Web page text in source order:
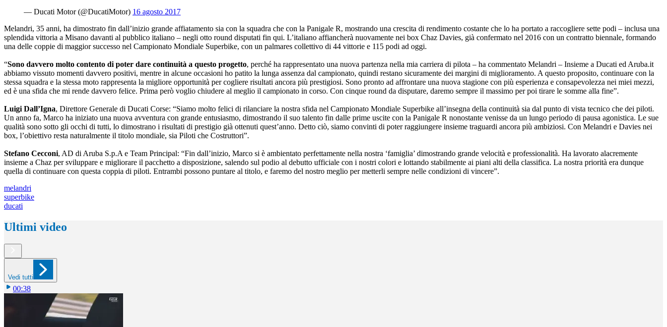
— Ducati Motor (@DucatiMotor) 16 agosto 2017
Melandri, 35 anni, ha dimostrato fin dall’inizio grande affiatamento sia con la squadra che con la Panigale R, mostrando una crescita di rendimento costante che lo ha portato a raccogliere sette podi – inclusa una
splendida vittoria a Misano davanti al pubblico italiano – negli otto round disputati fin qui. L’italiano affiancherà nuovamente nei box Chaz Davies, già confermato nel 2016 con un contratto biennale, formando
una delle coppie di maggior successo nel Campionato Mondiale Superbike, con un palmares collettivo di 44 vittorie e 115 podi ad oggi.
“Sono davvero molto contento di poter dare continuità a questo progetto, perché ha rappresentato una nuova partenza nella mia carriera di pilota – ha commentato Melandri – Insieme a Ducati ed Aruba.it
abbiamo vissuto momenti davvero positivi, mentre in alcune occasioni ho patito la lunga assenza dal campionato, quindi restano sicuramente dei margini di miglioramento. A questo proposito, continuare con la
stessa squadra e la stessa moto rappresenta la migliore opportunità per cogliere risultati ancora più prestigiosi. Sono pronto ad affrontare una nuova stagione con più esperienza e consapevolezza nei miei mezzi,
ed è una sfida che mi rende davvero felice. Prima però voglio chiudere al meglio il campionato in corso. Con cinque round da disputare, daremo sempre il massimo per poi tirare le somme alla fine”.
Luigi Dall’Igna, Direttore Generale di Ducati Corse: “Siamo molto felici di rilanciare la nostra sfida nel Campionato Mondiale Superbike all’insegna della continuità sia dal punto di vista tecnico che dei piloti.
Un anno fa, Marco ha iniziato una nuova avventura con grande entusiasmo, dimostrando il suo talento fin dalle prime uscite con la Panigale R nonostante venisse da un lungo periodo di pausa agonistica. Le sue
qualità sono sotto gli occhi di tutti, lo dimostrano i risultati di prestigio già ottenuti quest’anno. Detto ciò, siamo convinti di poter raggiungere insieme traguardi ancora più ambiziosi. Con Melandri e Davies nei
box, l’obiettivo resta naturalmente il titolo mondiale, sia Piloti che Costruttori”.
Stefano Cecconi, AD di Aruba S.p.A e Team Principal: “Fin dall’inizio, Marco si è ambientato perfettamente nella nostra ‘famiglia’ dimostrando grande velocità e professionalità. Ha lavorato alacremente
insieme a Chaz per sviluppare e migliorare il pacchetto a disposizione, salendo sul podio al debutto ufficiale con i nostri colori e lottando stabilmente ai piani alti della classifica. La nostra priorità era dunque
quella di continuare con questa coppia di piloti. Entrambi possono puntare al titolo, e faremo del nostro meglio per metterli sempre nelle condizioni di vincere”.
melandri
superbike
ducati
Ultimi video
Vedi tutti
00:38